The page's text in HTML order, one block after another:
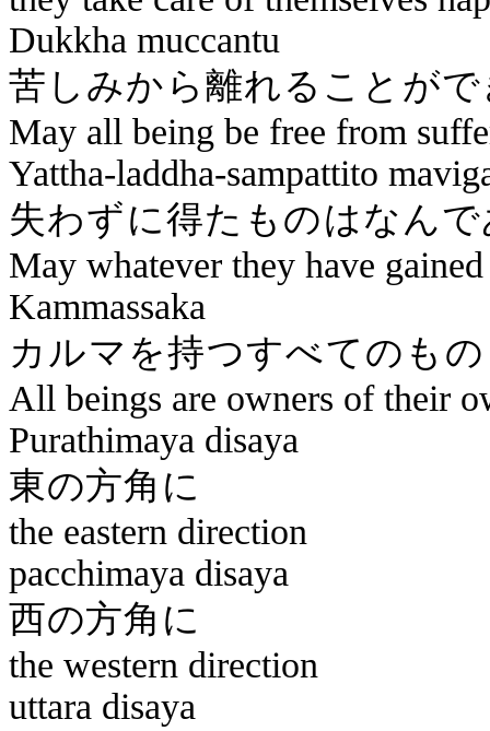
Dukkha muccantu
苦しみから離れ
May all being be free from
Yattha-laddha-sampattito
失わずに得たも
May whatever they have
Kammassaka
カルマを持
All beings are owners of their
Purathimaya disaya
東の
the eastern direction
pacchimaya disaya
西の
the western direction
uttara disaya